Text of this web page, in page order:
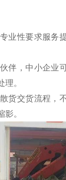
业性要求服务
伴，中小企业
。
货交货流程，
。